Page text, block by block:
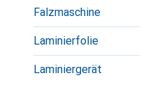
Falzmaschine
Laminierfolie
Laminiergerät